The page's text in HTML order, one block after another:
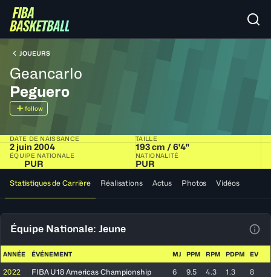
JOUEURS
Geancarlo
Peguero
follow
DATE DE NAISSANCE
2 juin 2004
TAILLE
193 cm / 6'4"
ÉQUIPE NATIONALE
PUR
NATIONALITÉ
PUR
Statistiques de Carrière Réalisations Actus Photos Vidéos
Équipe Nationale: Jeune
ANNÉE ÉVÉNEMENT MJ PPM RPM PDPM EV
2022 FIBA U18 Americas Championship 6 9.5 4.3 1.3 8